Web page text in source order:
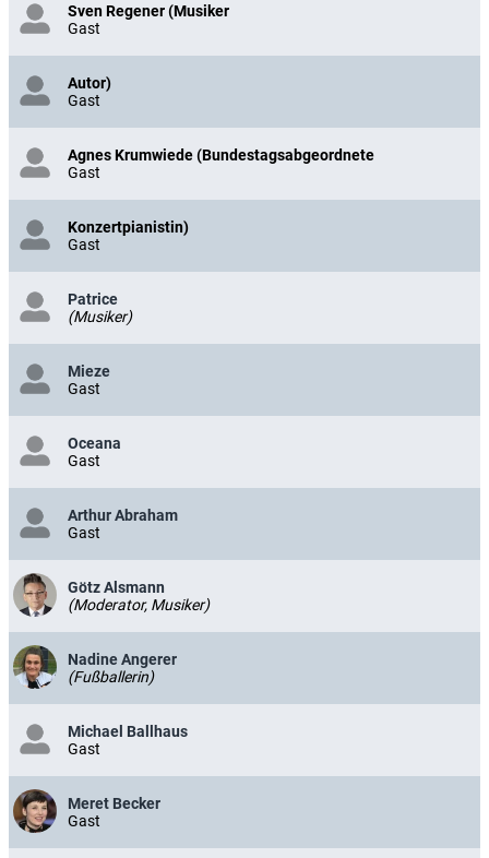
Sven Regener (Musiker
Gast
Autor)
Gast
Agnes Krumwiede (Bundestagsabgeordnete
Gast
Konzertpianistin)
Gast
Patrice
(Musiker)
Mieze
Gast
Oceana
Gast
Arthur Abraham
Gast
Götz Alsmann
(Moderator, Musiker)
Nadine Angerer
(Fußballerin)
Michael Ballhaus
Gast
Meret Becker
Gast